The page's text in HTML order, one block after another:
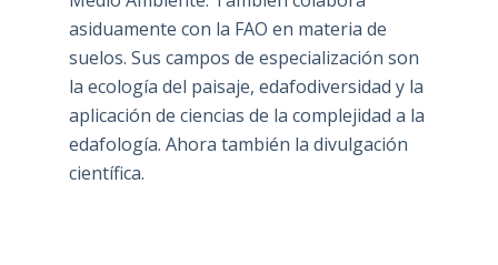
asiduamente con la FAO en materia de
suelos. Sus campos de especialización son
la ecología del paisaje, edafodiversidad y la
aplicación de ciencias de la complejidad a la
edafología. Ahora también la divulgación
científica.